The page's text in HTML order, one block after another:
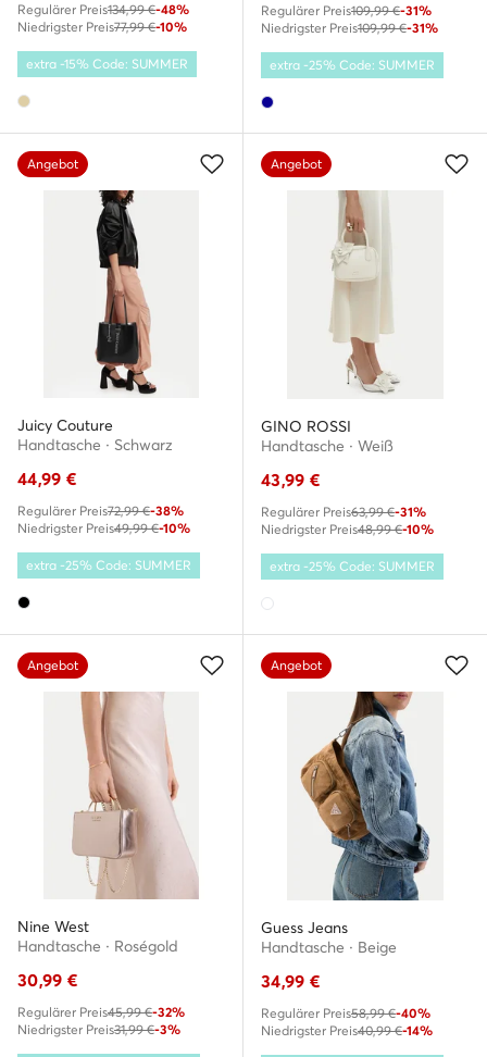
Regulärer Preis134,99 €-48%
Niedrigster Preis77,99 €-10%
extra -15% Code: SUMMER
Regulärer Preis109,99 €-31%
Niedrigster Preis109,99 €-31%
extra -25% Code: SUMMER
Angebot
Juicy Couture
Handtasche · Schwarz
44,99 €
Regulärer Preis72,99 €-38%
Niedrigster Preis49,99 €-10%
extra -25% Code: SUMMER
Angebot
GINO ROSSI
Handtasche · Weiß
43,99 €
Regulärer Preis63,99 €-31%
Niedrigster Preis48,99 €-10%
extra -25% Code: SUMMER
Angebot
Nine West
Handtasche · Roségold
30,99 €
Regulärer Preis45,99 €-32%
Niedrigster Preis31,99 €-3%
Angebot
Guess Jeans
Handtasche · Beige
34,99 €
Regulärer Preis58,99 €-40%
Niedrigster Preis40,99 €-14%